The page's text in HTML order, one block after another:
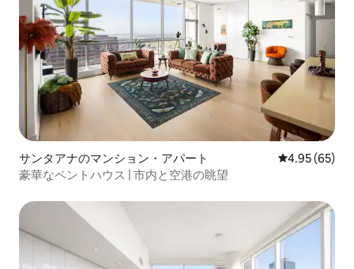
サンタアナのマンション・アパート レビュー65
4.95 (65)
豪華なペントハウス | 市内と空港の眺望